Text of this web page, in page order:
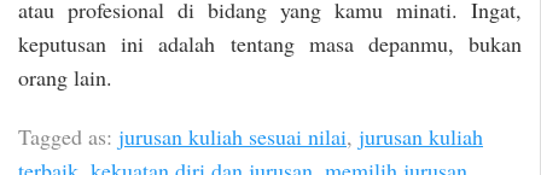
atau profesional di bidang yang kamu minati. Ingat,
keputusan ini adalah tentang masa depanmu, bukan
orang lain.
Tagged as: jurusan kuliah sesuai nilai, jurusan kuliah